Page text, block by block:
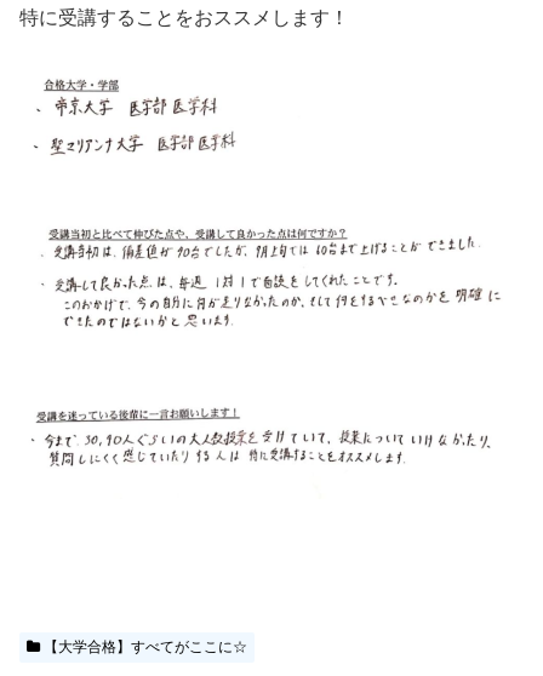
特に受講することをおススメします！
【大学合格】すべてがここに☆